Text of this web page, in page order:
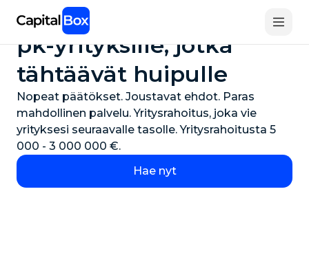
content
Joustavaa rahoitusta
pk-yrityksille, jotka
tähtäävät huipulle
Nopeat päätökset. Joustavat ehdot. Paras
mahdollinen palvelu. Yritysrahoitus, joka vie
yrityksesi seuraavalle tasolle. Yritysrahoitusta 5
000 - 3 000 000 €.
Hae nyt